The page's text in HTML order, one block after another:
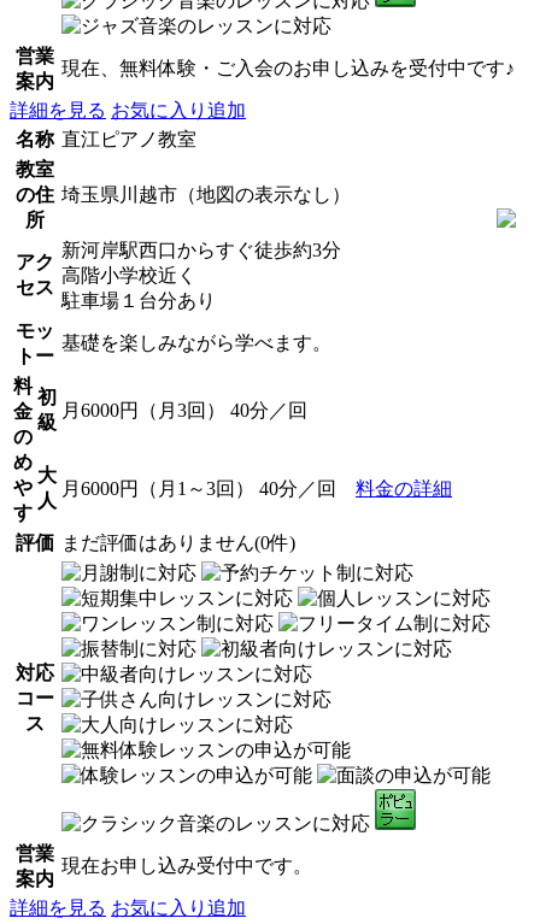
営業
案内
現在、無料体験・ご入会のお申し込みを受付中です♪
詳細を見る お気に入り追加
名称 直江ピアノ教室
教室
の住
所
埼玉県川越市（地図の表示なし）
アク
セス
新河岸駅西口からすぐ徒歩約3分
高階小学校近く
駐車場１台分あり
モッ
トー
基礎を楽しみながら学べます。
料
金
の
め
や
す
初
級
月6000円（月3回） 40分／回
大
人
月6000円（月1～3回） 40分／回 料金の詳細
評価 まだ評価はありません(0件)
対応
コー
ス
営業
案内
現在お申し込み受付中です。
詳細を見る お気に入り追加